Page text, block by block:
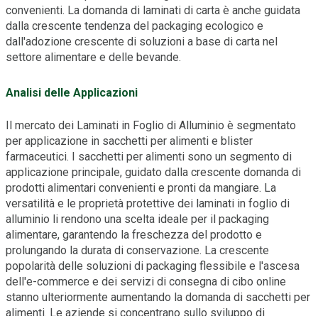
convenienti. La domanda di laminati di carta è anche guidata
dalla crescente tendenza del packaging ecologico e
dall'adozione crescente di soluzioni a base di carta nel
settore alimentare e delle bevande.
Analisi delle Applicazioni
Il mercato dei Laminati in Foglio di Alluminio è segmentato
per applicazione in sacchetti per alimenti e blister
farmaceutici. I sacchetti per alimenti sono un segmento di
applicazione principale, guidato dalla crescente domanda di
prodotti alimentari convenienti e pronti da mangiare. La
versatilità e le proprietà protettive dei laminati in foglio di
alluminio li rendono una scelta ideale per il packaging
alimentare, garantendo la freschezza del prodotto e
prolungando la durata di conservazione. La crescente
popolarità delle soluzioni di packaging flessibile e l'ascesa
dell'e-commerce e dei servizi di consegna di cibo online
stanno ulteriormente aumentando la domanda di sacchetti per
alimenti. Le aziende si concentrano sullo sviluppo di